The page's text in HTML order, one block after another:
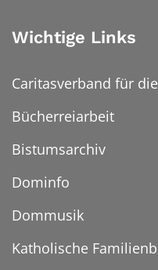
Wichtige Links
Caritasverband für
Bücherreiarbeit
Bistumsarchiv
Dominfo
Dommusik
Katholische